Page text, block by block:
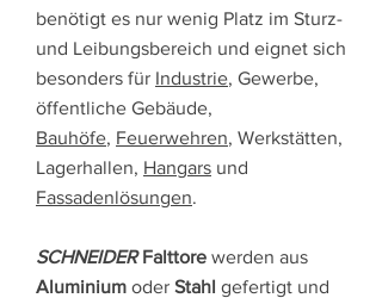
benötigt es nur wenig Platz im Sturz-
und Leibungsbereich und eignet sich
besonders für Industrie, Gewerbe,
öffentliche Gebäude,
Bauhöfe, Feuerwehren, Werkstätten,
Lagerhallen, Hangars und
Fassadenlösungen.
SCHNEIDERFalttore werden aus
Aluminium oder Stahl gefertigt und